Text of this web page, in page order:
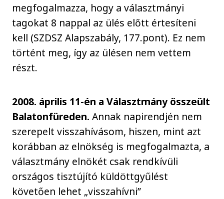
megfogalmazza, hogy a választmányi
tagokat 8 nappal az ülés előtt értesíteni
kell (SZDSZ Alapszabály, 177.pont). Ez nem
történt meg, így az ülésen nem vettem
részt.
2008. április 11-én a Választmány összeült
Balatonfüreden. Annak napirendjén nem
szerepelt visszahívásom, hiszen, mint azt
korábban az elnökség is megfogalmazta, a
választmány elnökét csak rendkívüli
országos tisztújító küldöttgyűlést
követően lehet „visszahívni”